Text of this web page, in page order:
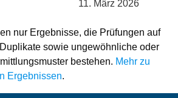
11. März 2026
nur Ergebnisse, die Prüfungen auf
sowie ungewöhnliche oder
bestehen. Mehr zu
Ergebnissen.